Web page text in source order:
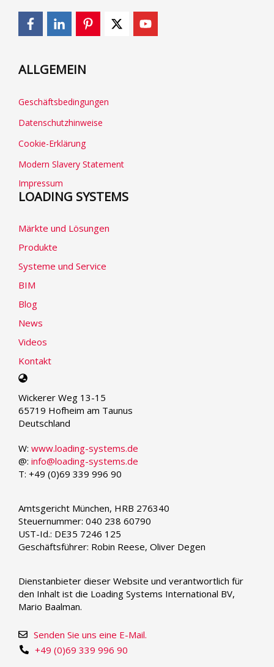
ALLGEMEIN
Geschäftsbedingungen
Datenschutzhinweise
Cookie-Erklärung
Modern Slavery Statement
Impressum
LOADING SYSTEMS
Märkte und Lösungen
Produkte
Systeme und Service
BIM
Blog
News
Videos
Kontakt
Select
language
Wickerer Weg 13-15
65719 Hofheim am Taunus
Deutschland
W: www.loading-systems.de
@: info@loading-systems.de
T: +49 (0)69 339 996 90
Amtsgericht München, HRB 276340
Steuernummer: 040 238 60790
UST-Id.: DE35 7246 125
Geschäftsführer: Robin Reese, Oliver Degen
Dienstanbieter dieser Website und verantwortlich für
den Inhalt ist die Loading Systems International BV,
Mario Baalman.
+49 (0)69 339 996 90
Senden Sie uns eine E-Mail.